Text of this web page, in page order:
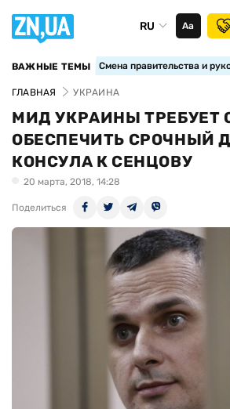
RU Аа
ВАЖНЫЕ ТЕМЫ Смена правительства и
ГЛАВНАЯ УКРАИНА
МИД УКРАИНЫ ТРЕБУЕТ
ОБЕСПЕЧИТЬ СРОЧНЫЙ
КОНСУЛА К СЕНЦОВУ
20 марта, 2018, 14:28
Поделиться